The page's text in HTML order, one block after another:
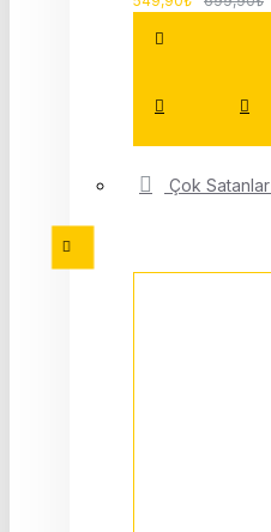
Çok Satanlar